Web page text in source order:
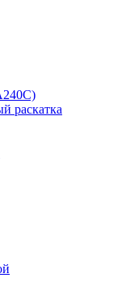
раскатка